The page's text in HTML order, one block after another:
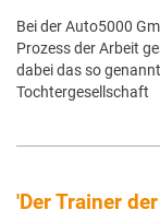
Bei der Auto5000
Prozess der Arbeit
dabei das so
Tochtergesellschaft
'Der Trainer